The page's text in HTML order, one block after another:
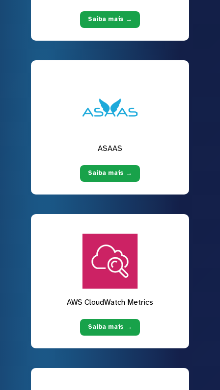
Saiba mais →
ASAAS
Saiba mais →
AWS CloudWatch Metrics
Saiba mais →